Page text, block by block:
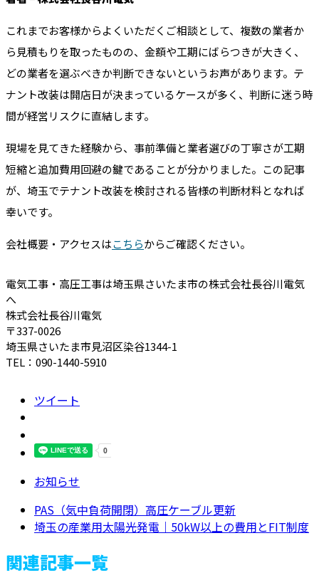
これまでお客様からよくいただくご相談として、複数の業者か
ら見積もりを取ったものの、金額や工期にばらつきが大きく、
どの業者を選ぶべきか判断できないというお声があります。テ
ナント改装は開店日が決まっているケースが多く、判断に迷う時
間が経営リスクに直結します。
現場を見てきた経験から、事前準備と業者選びの丁寧さが工期
短縮と追加費用回避の鍵であることが分かりました。この記事
が、埼玉でテナント改装を検討される皆様の判断材料となれば
幸いです。
会社概要・アクセスはこちらからご確認ください。
電気工事・高圧工事は埼玉県さいたま市の株式会社長谷川電気
へ
株式会社長谷川電気
〒337-0026
埼玉県さいたま市見沼区染谷1344-1
TEL：090-1440-5910
ツイート
お知らせ
PAS（気中負荷開閉）高圧ケーブル更新
埼玉の産業用太陽光発電｜50kW以上の費用とFIT制度
関連記事一覧